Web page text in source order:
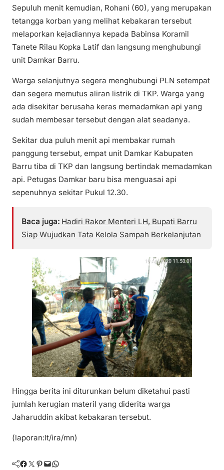
Sepuluh menit kemudian, Rohani (60), yang merupakan
tetangga korban yang melihat kebakaran tersebut
melaporkan kejadiannya kepada Babinsa Koramil
Tanete Rilau Kopka Latif dan langsung menghubungi
unit Damkar Barru.
Warga selanjutnya segera menghubungi PLN setempat
dan segera memutus aliran listrik di TKP. Warga yang
ada disekitar berusaha keras memadamkan api yang
sudah membesar tersebut dengan alat seadanya.
Sekitar dua puluh menit api membakar rumah
panggung tersebut, empat unit Damkar Kabupaten
Barru tiba di TKP dan langsung bertindak memadamkan
api. Petugas Damkar baru bisa menguasai api
sepenuhnya sekitar Pukul 12.30.
Baca juga: Hadiri Rakor Menteri LH, Bupati Barru
Siap Wujudkan Tata Kelola Sampah Berkelanjutan
Hingga berita ini diturunkan belum diketahui pasti
jumlah kerugian materil yang diderita warga
Jaharuddin akibat kebakaran tersebut.
(laporan:lt/ira/mn)
Facebook Twitter Pinterest Mail WhatsApp